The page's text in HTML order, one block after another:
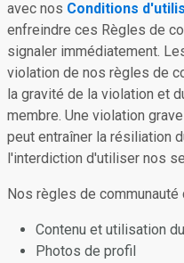
avec nos Conditions
enfreindre ces Règles de
signaler immédiatement.
violation de nos règles de
la gravité de la violation et
membre. Une violation
peut entraîner la résiliation
l'interdiction d'utiliser nos
Nos règles de communauté
Contenu et utilisation
Photos de profil